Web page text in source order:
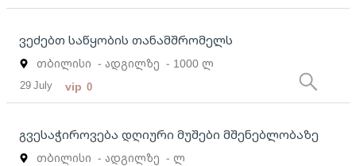
ვეძებთ საწყობის თანამშრომელს
თბილისი - ადგილზე - 1000 ლ
29 July vip 0
გვესაჭიროვება დღიური მუშები მშენებლობაზე
თბილისი - ადგილზე - ლ